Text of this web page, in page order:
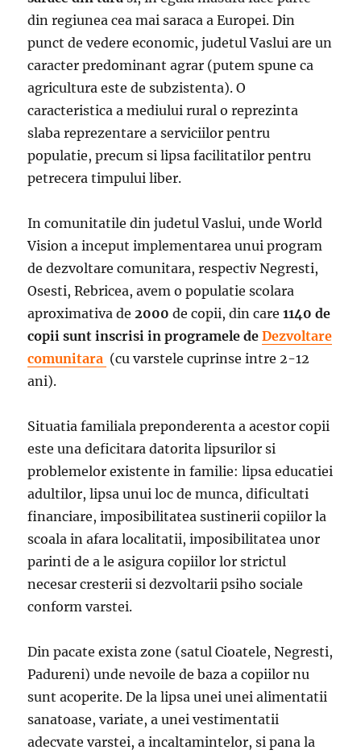
din regiunea cea mai saraca a Europei. Din
punct de vedere economic, judetul Vaslui are un
caracter predominant agrar (putem spune ca
agricultura este de subzistenta). O
caracteristica a mediului rural o reprezinta
slaba reprezentare a serviciilor pentru
populatie, precum si lipsa facilitatilor pentru
petrecera timpului liber.
In comunitatile din judetul Vaslui, unde World
Vision a inceput implementarea unui program
de dezvoltare comunitara, respectiv Negresti,
Osesti, Rebricea, avem o populatie scolara
aproximativa de2000 de copii, din care1140 de
copii sunt inscrisi in programele de Dezvoltare
comunitara (cu varstele cuprinse intre 2-12
ani).
Situatia familiala preponderenta a acestor copii
este una deficitara datorita lipsurilor si
problemelor existente in familie: lipsa educatiei
adultilor, lipsa unui loc de munca, dificultati
financiare, imposibilitatea sustinerii copiilor la
scoala in afara localitatii, imposibilitatea unor
parinti de a le asigura copiilor lor strictul
necesar cresterii si dezvoltarii psiho sociale
conform varstei.
Din pacate exista zone (satul Cioatele, Negresti,
Padureni) unde nevoile de baza a copiilor nu
sunt acoperite. De la lipsa unei unei alimentatii
sanatoase, variate, a unei vestimentatii
adecvate varstei, a incaltamintelor, si pana la